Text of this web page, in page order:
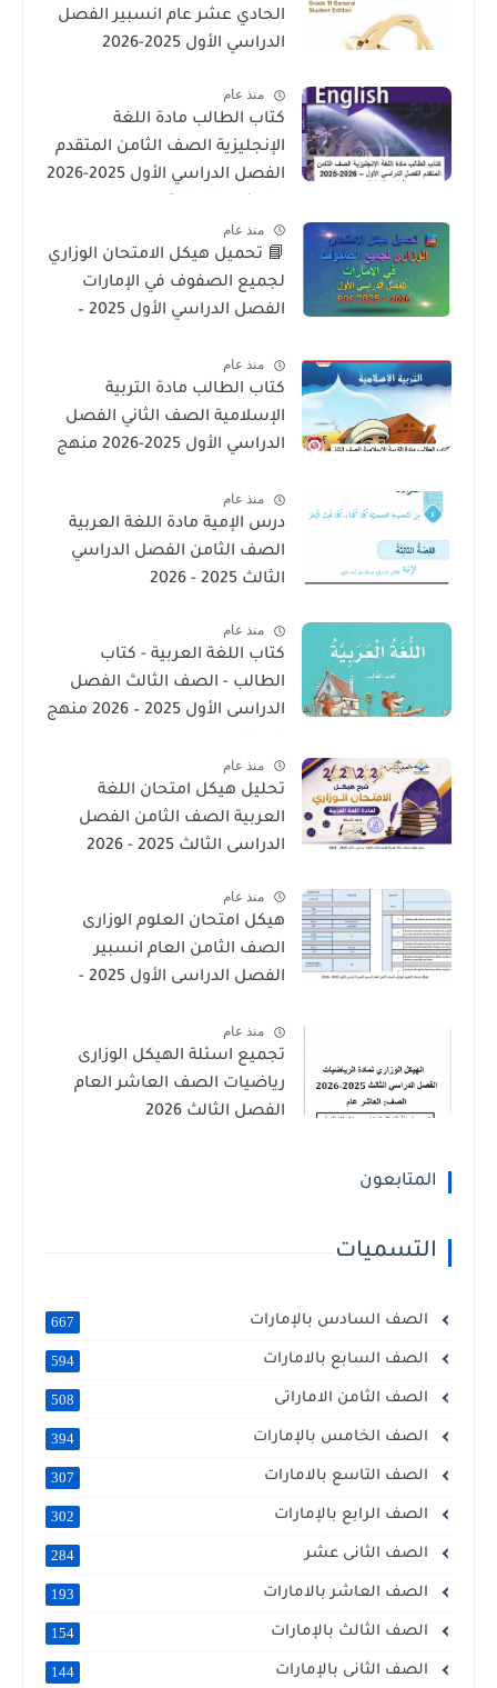
الحادي عشر عام انسبير الفصل
الدراسي الأول 2025-2026
منذ عام
كتاب الطالب مادة اللغة
الإنجليزية الصف الثامن المتقدم
الفصل الدراسي الأول 2025-2026
منذ عام
📘 تحميل هيكل الامتحان الوزاري
لجميع الصفوف في الإمارات
الفصل الدراسي الأول 2025 –
منذ عام
كتاب الطالب مادة التربية
الإسلامية الصف الثاني الفصل
الدراسي الأول 2025-2026 منهج
منذ عام
درس الإمية مادة اللغة العربية
الصف الثامن الفصل الدراسي
الثالث 2025 - 2026
منذ عام
كتاب اللغة العربية - كتاب
الطالب - الصف الثالث الفصل
الدراسى الأول 2025 – 2026 منهج
منذ عام
تحليل هيكل امتحان اللغة
العربية الصف الثامن الفصل
الدراسى الثالث 2025 - 2026
منذ عام
هيكل امتحان العلوم الوزارى
الصف الثامن العام انسبير
الفصل الدراسى الأول 2025 -
منذ عام
تجميع اسئلة الهيكل الوزارى
رياضيات الصف العاشر العام
الفصل الثالث 2026
المتابعون
التسميات
الصف السادس بالإمارات 667
الصف السابع بالامارات 594
الصف الثامن الاماراتى 508
الصف الخامس بالإمارات 394
الصف التاسع بالامارات 307
الصف الرابع بالإمارات 302
الصف الثانى عشر 284
الصف العاشر بالامارات 193
الصف الثالث بالإمارات 154
الصف الثانى بالإمارات 144